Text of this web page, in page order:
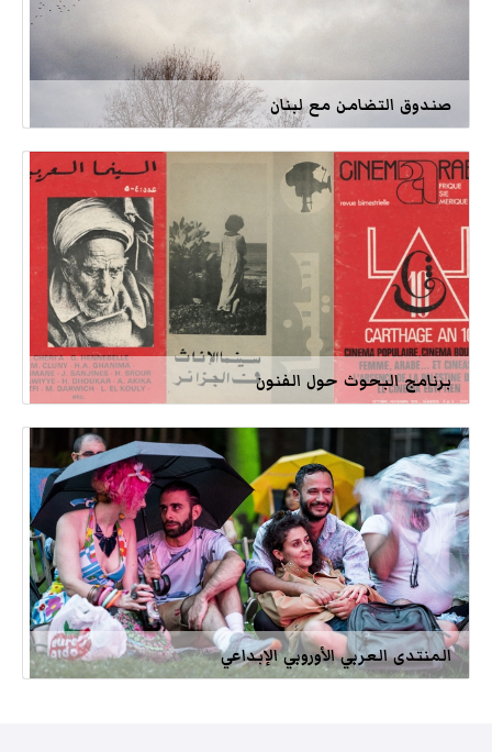
صندوق التضامن مع لبنان
برنامج البحوث حول الفنون
المنتدى العربي الأوروبي الإبداعي